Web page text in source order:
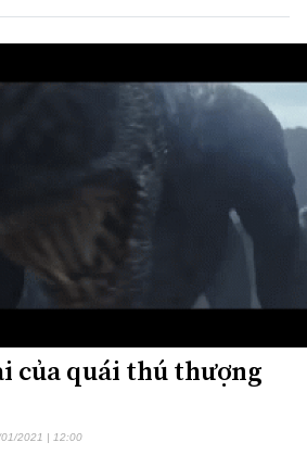
của quái thú thượng
2021 | 12:00